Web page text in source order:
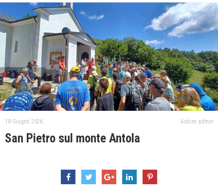
18 Giugno 2026 Autore: admin
San Pietro sul monte Antola